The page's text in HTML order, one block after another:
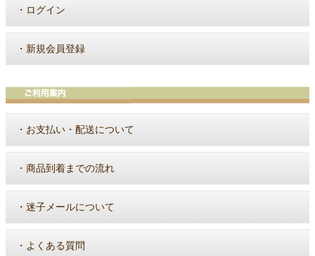
・ ログイン
・ 新規会員登録
・ お支払い・配送について
・ 商品到着までの流れ
・ 迷子メールについて
・ よくある質問